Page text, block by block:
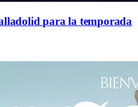
para la temporada